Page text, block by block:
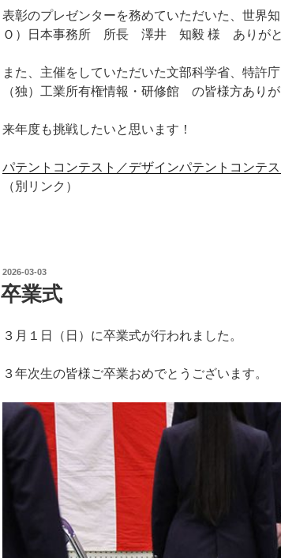
表彰のプレゼンターを務めていただいた、世界
Ｏ）日本事務所 所長 澤井 知毅 様 ありがと
また、主催をしていただいた文部科学省、特許庁
（独）工業所有権情報・研修館 の皆様方ありが
来年度も挑戦したいと思います！
パテントコンテスト／デザインパテントコンテ
（別リンク）
投
稿
日:
2026-03-03
卒業式
３月１日（日）に卒業式が行われました。
３年次生の皆様ご卒業おめでとうございます。